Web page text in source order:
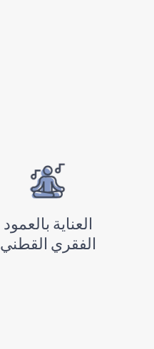
العناية بالعمود
الفقري القطني